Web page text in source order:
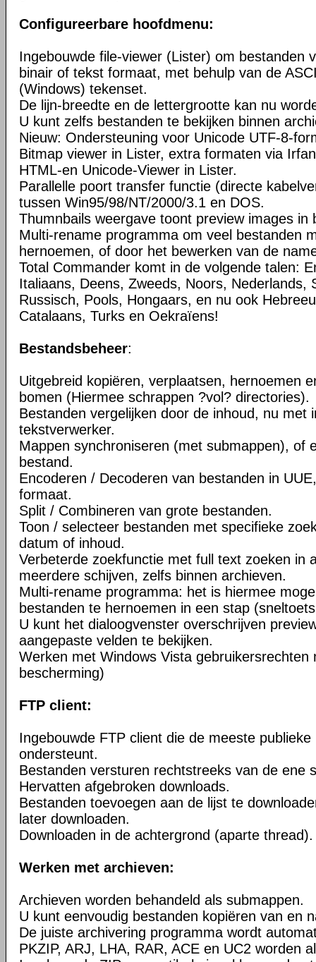
Configureerbare hoofdmenu:
Ingebouwde file-viewer (Lister) om bestanden
binair of tekst formaat, met behulp van de
(Windows) tekenset.
De lijn-breedte en de lettergrootte kan nu
U kunt zelfs bestanden te bekijken binnen
Nieuw: Ondersteuning voor Unicode UTF-8-
Bitmap viewer in Lister, extra formaten via
HTML-en Unicode-Viewer in Lister.
Parallelle poort transfer functie (directe
tussen Win95/98/NT/2000/3.1 en DOS.
Thumnbails weergave toont preview images in
Multi-rename programma om veel bestanden
hernoemen, of door het bewerken van de
Total Commander komt in de volgende talen:
Italiaans, Deens, Zweeds, Noors, Nederlands,
Russisch, Pools, Hongaars, en nu ook
Catalaans, Turks en Oekraïens!
Bestandsbeheer:
Uitgebreid kopiëren, verplaatsen, hernoemen
bomen (Hiermee schrappen ?vol? directories).
Bestanden vergelijken door de inhoud, nu met
tekstverwerker.
Mappen synchroniseren (met submappen), of
bestand.
Encoderen / Decoderen van bestanden in
formaat.
Split / Combineren van grote bestanden.
Toon / selecteer bestanden met specifieke
datum of inhoud.
Verbeterde zoekfunctie met full text zoeken in
meerdere schijven, zelfs binnen archieven.
Multi-rename programma: het is hiermee
bestanden te hernoemen in een stap
U kunt het dialoogvenster overschrijven
aangepaste velden te bekijken.
Werken met Windows Vista gebruikersrechten
bescherming)
FTP client:
Ingebouwde FTP client die de meeste
ondersteunt.
Bestanden versturen rechtstreeks van de ene
Hervatten afgebroken downloads.
Bestanden toevoegen aan de lijst te
later downloaden.
Downloaden in de achtergrond (aparte thread).
Werken met archieven:
Archieven worden behandeld als submappen.
U kunt eenvoudig bestanden kopiëren van en
De juiste archivering programma wordt
PKZIP, ARJ, LHA, RAR, ACE en UC2 worden